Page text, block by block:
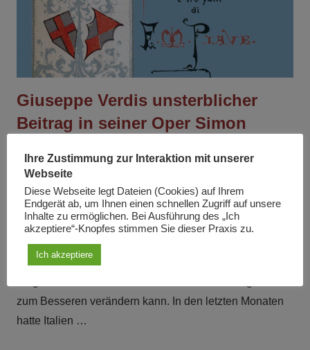
Giuseppe Verdis unsterblicher
Beitrag in seiner Oper Simon
Frieden“
Am7. Juli 2022 VonLiliana Gorini InArtikel
Unsere Korrespondentin und Vorsitzende der
Organisation Movimento Solidarietà, Liliana Gorini,
schildert hier eindrücklich, wie Verdis Opern und die
zum Besseren verändern kann. In den letzten Monaten
hatte Italien …
Ihre Zustimmung zur Interaktion mit unserer
Webseite
Diese Webseite legt Dateien (Cookies) auf Ihrem
Endgerät ab, um Ihnen einen schnellen Zugriff auf unsere
Inhalte zu ermöglichen. Bei Ausführung des „Ich
akzeptiere“-Knopfes stimmen Sie dieser Praxis zu.
Ich akzeptiere